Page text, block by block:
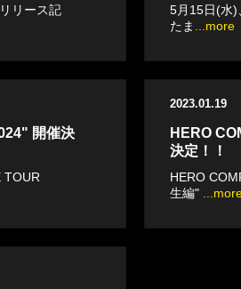
リース記
5月15日(水)
たま
...more
開催決
TOUR
2023.01.19
HERO
決定！！
HERO
生編"